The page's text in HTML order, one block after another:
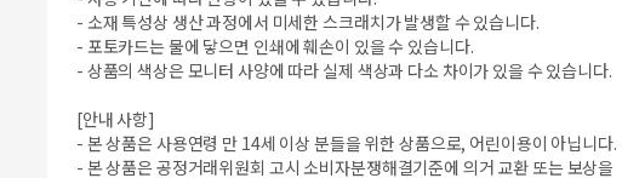
- 소재 특성상 생산 과정에서 미세한 스크래치가 발생할 수 있습니다.
- 포토카드는 물에 닿으면 인쇄에 훼손이 있을 수 있습니다.
- 상품의 색상은 모니터 사양에 따라 실제 색상과 다소 차이가 있을 수 있습니다.
[안내 사항]
- 본 상품은 사용연령 만 14세 이상 분들을 위한 상품으로, 어린이용이 아닙니다.
- 본 상품은 공정거래위원회 고시 소비자분쟁해결기준에 의거 교환 또는 보상을